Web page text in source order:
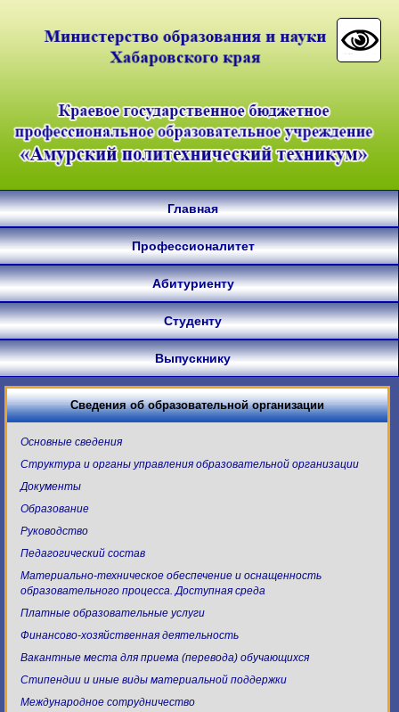
Главная
Профессионалитет
Абитуриенту
Студенту
Выпускнику
Сведения об образовательной организации
Основные сведения
Структура и органы управления образовательной организации
Документы
Образование
Руководство
Педагогический состав
Материально-техническое обеспечение и оснащенность
образовательного процесса. Доступная среда
Платные образовательные услуги
Финансово-хозяйственная деятельность
Вакантные места для приема (перевода) обучающихся
Стипендии и иные виды материальной поддержки
Международное сотрудничество